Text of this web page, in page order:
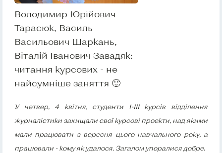
Володимир Юрійович
Тарасюк, Василь
Васильович Шаркань,
Віталій Іванович Завадяк:
читання курсових - не
найсумніше заняття 🙂
У четвер, 4 квітня, студенти І-ІІІ курсів відділення
журналістики захищали свої курсові проекти, над якими
мали працювати з вересня цього навчального року, а
працювали - кому як удалося. Загалом упоралися добре.